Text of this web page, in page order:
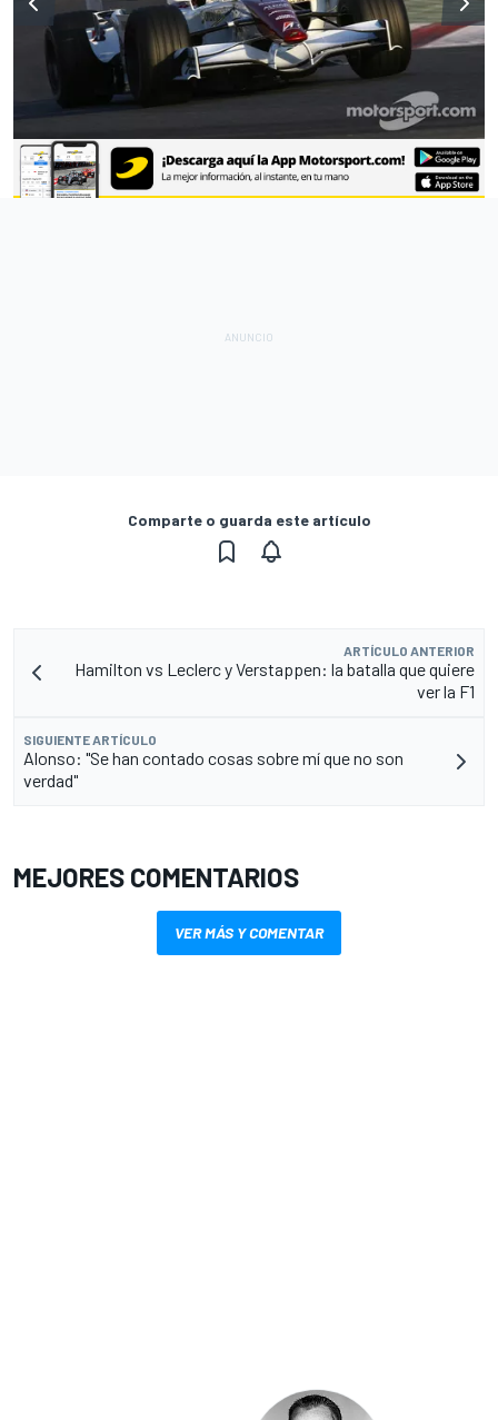
Comparte o guarda este artículo
ARTÍCULO ANTERIOR
Hamilton vs Leclerc y Verstappen: la batalla que quiere
ver la F1
SIGUIENTE ARTÍCULO
Alonso: "Se han contado cosas sobre mí que no son
verdad"
MEJORES COMENTARIOS
VER MÁS Y COMENTAR